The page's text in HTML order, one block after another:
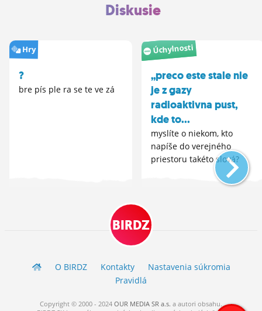
Diskusie
Hry
?
bre pís ple ra se te ve zá
Úchylnosti
„preco este stale nie
je z gazy
radioaktivna pust,
kde to...
myslíte o niekom, kto
napíše do verejného
priestoru takéto slová?
BIRDZ
O BIRDZ Kontakty
Nastavenia súkromia
Pravidlá
Copyright © 2000 - 2024 OUR MEDIA SR a.s. a autori obsahu.